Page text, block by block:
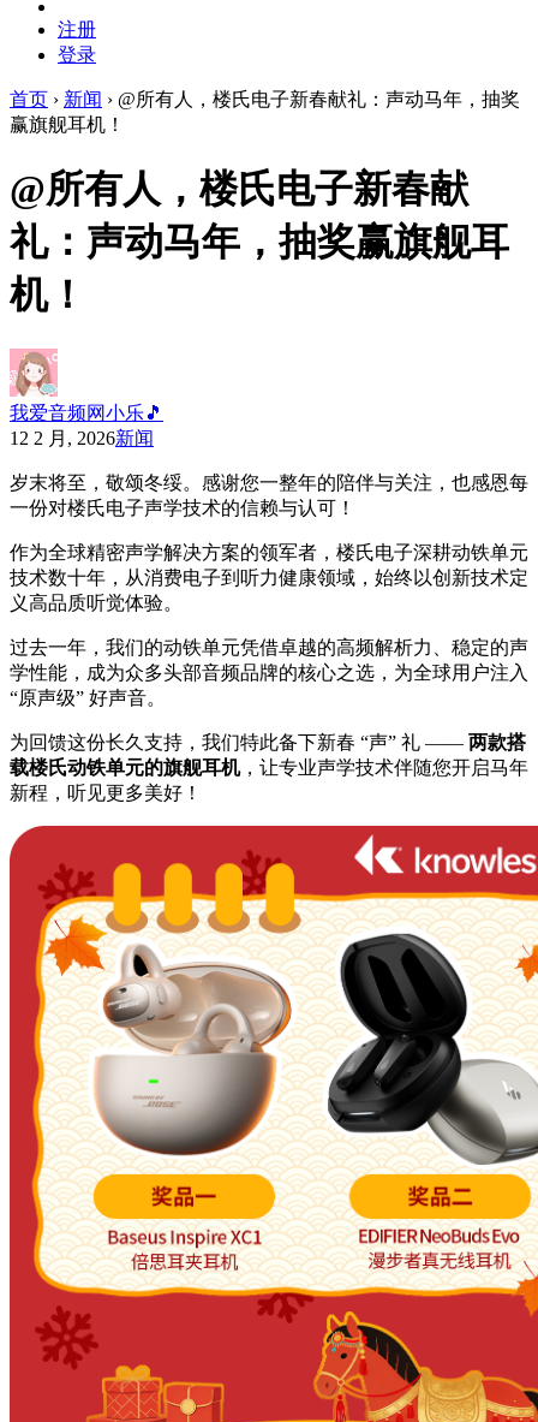
注册
登录
首页 › 新闻 › @所有人，楼氏电子新春献礼：声动马年，抽奖
赢旗舰耳机！
@所有人，楼氏电子新春献
礼：声动马年，抽奖赢旗舰耳
机！
我爱音频网小乐🎵
12 2 月, 2026新闻
岁末将至，敬颂冬绥。感谢您一整年的陪伴与关注，也感恩每
一份对楼氏电子声学技术的信赖与认可！
作为全球精密声学解决方案的领军者，楼氏电子深耕动铁单元
技术数十年，从消费电子到听力健康领域，始终以创新技术定
义高品质听觉体验。
过去一年，我们的动铁单元凭借卓越的高频解析力、稳定的声
学性能，成为众多头部音频品牌的核心之选，为全球用户注入
“原声级” 好声音。
为回馈这份长久支持，我们特此备下新春 “声” 礼 —— 两款搭
载楼氏动铁单元的旗舰耳机，让专业声学技术伴随您开启马年
新程，听见更多美好！